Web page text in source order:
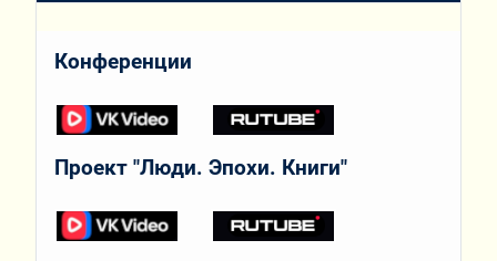
Конференции
Проект "Люди. Эпохи. Книги"